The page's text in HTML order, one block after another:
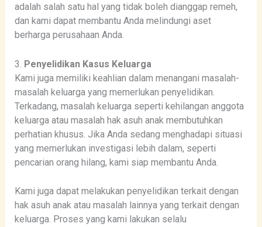
adalah salah satu hal yang tidak boleh dianggap remeh,
dan kami dapat membantu Anda melindungi aset
berharga perusahaan Anda.
3. Penyelidikan Kasus Keluarga
Kami juga memiliki keahlian dalam menangani masalah-
masalah keluarga yang memerlukan penyelidikan.
Terkadang, masalah keluarga seperti kehilangan anggota
keluarga atau masalah hak asuh anak membutuhkan
perhatian khusus. Jika Anda sedang menghadapi situasi
yang memerlukan investigasi lebih dalam, seperti
pencarian orang hilang, kami siap membantu Anda.
Kami juga dapat melakukan penyelidikan terkait dengan
hak asuh anak atau masalah lainnya yang terkait dengan
keluarga. Proses yang kami lakukan selalu